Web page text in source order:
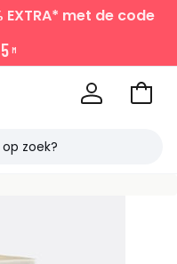
EXTRA* met de code
5 M
Naar